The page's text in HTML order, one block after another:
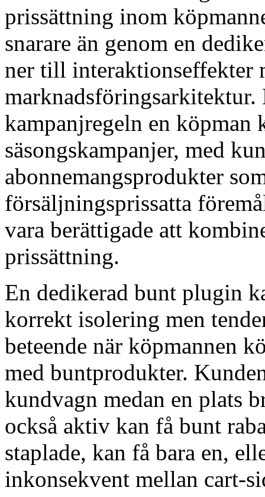
prissättning inom
snarare än genom en
ner till interaktionseffekter
marknadsföringsarkitektur.
kampanjregeln en köpman
säsongskampanjer, med
abonnemangsprodukter
försäljningsprissatta
vara berättigade att
prissättning.
En dedikerad bunt plugin
korrekt isolering men
beteende när köpmannen
med buntprodukter.
kundvagn medan en plats
också aktiv kan få bunt
staplade, kan få bara en,
inkonsekvent mellan cart-